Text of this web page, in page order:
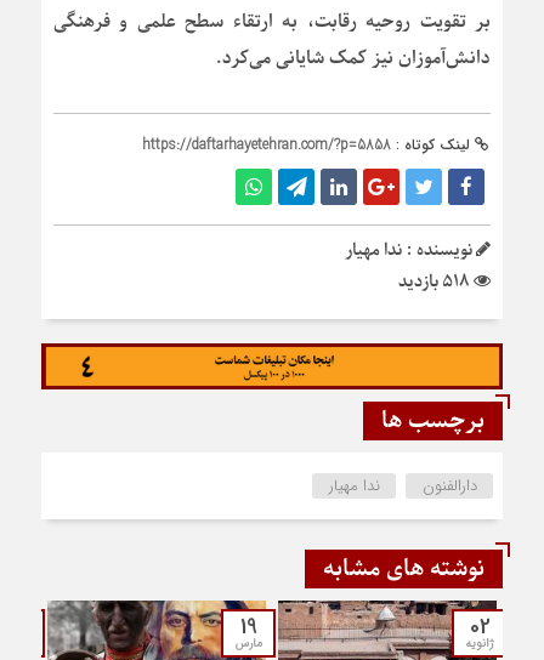
بر تقویت روحیه رقابت، به ارتقاء سطح علمی و فرهنگی
دانش‌آموزان نیز کمک شایانی می‌کرد.
لینک کوتاه : https://daftarhayetehran.com/?p=5858
نویسنده : ندا مهیار
برچسب ها
دارالفنون ندا مهیار
نوشته های مشابه
02
ژانویه 19
مارس